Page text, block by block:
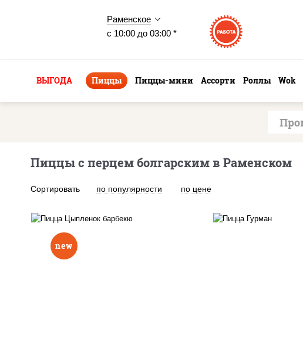
Раменское
с 10:00 до 03:00 *
ВЫГОДА Пиццы Пиццы-мини Ассорти Роллы Wok
Пиццы с перцем болгарским в Раменском
Сортировать по популярности по цене
new
соус "шеф" (майонез соус